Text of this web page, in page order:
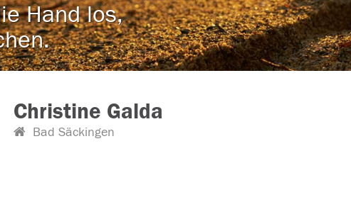
Hand los,
Christine Galda
Bad Säckingen